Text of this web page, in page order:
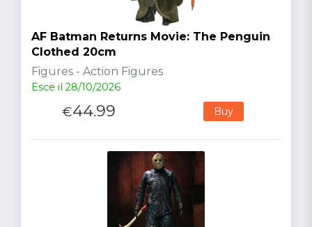
AF Batman Returns Movie: The Penguin
Clothed 20cm
Figures - Action Figures
Esce il 28/10/2026
€44.99 Buy